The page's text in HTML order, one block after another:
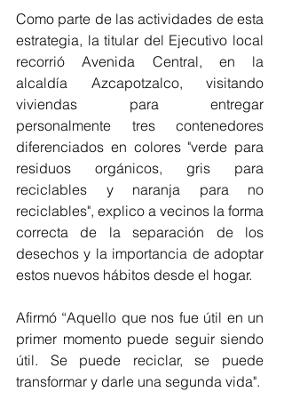
Como parte de las actividades de esta
estrategia, la titular del Ejecutivo local
recorrió Avenida Central, en la
alcaldía Azcapotzalco, visitando
viviendas para entregar
personalmente tres contenedores
diferenciados en colores "verde para
residuos orgánicos, gris para
reciclables y naranja para no
reciclables", explico a vecinos la forma
correcta de la separación de los
desechos y la importancia de adoptar
estos nuevos hábitos desde el hogar.
Afirmó “Aquello que nos fue útil en un
primer momento puede seguir siendo
útil. Se puede reciclar, se puede
transformar y darle una segunda vida".